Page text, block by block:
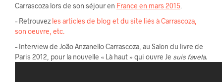
Carrascoza lors de son séjour en France en mars 2015
– Retrouvez les articles de blog et du site liés à Carrascoza,
son oeuvre, etc.
– Interview de João Anzanello Carrascoza, au Salon du livre de
Paris 2012, pour la nouvelle « Là haut » qui ouvre Je suis favela.